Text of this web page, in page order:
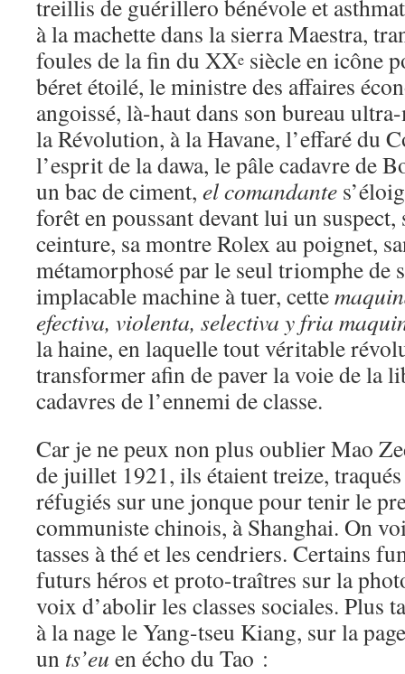
treillis de guérillero bénévole et
à la machette dans la sierra Maestra,
foules de la fin du XXe siècle en icône
béret étoilé, le ministre des affaires
angoissé, là-haut dans son bureau
la Révolution, à la Havane, l’effaré du
l’esprit de la dawa, le pâle cadavre de
un bac de ciment, el comandante
forêt en poussant devant lui un
ceinture, sa montre Rolex au poignet,
métamorphosé par le seul triomphe de
implacable machine à tuer, cette
efectiva, violenta, selectiva y fria
la haine, en laquelle tout véritable
transformer afin de paver la voie de la
cadavres de l’ennemi de classe.
Car je ne peux non plus oublier Mao
de juillet 1921, ils étaient treize,
réfugiés sur une jonque pour tenir le
communiste chinois, à Shanghai. On
tasses à thé et les cendriers. Certains
futurs héros et proto-traîtres sur la
voix d’abolir les classes sociales. Plus
à la nage le Yang-tseu Kiang, sur la
un ts’eu en écho du Tao :